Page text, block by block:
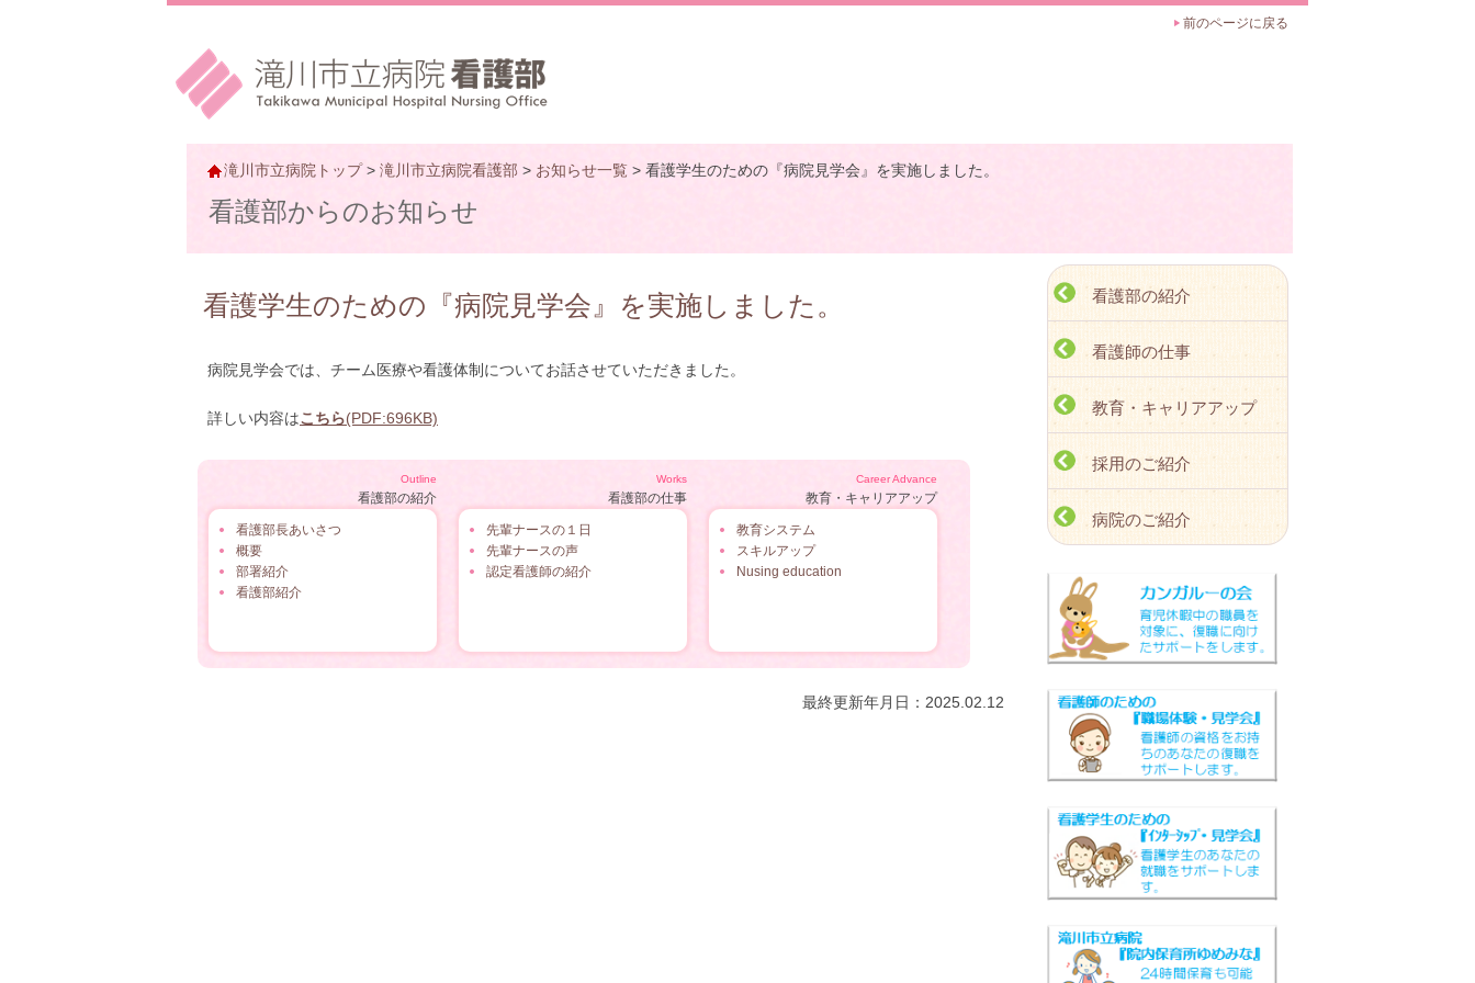
前のページに戻る
滝川市立病院トップ> 滝川市立病院看護部 > お知らせ一覧 > 看護学生のための『病院見学会』を実施しました。
看護部からのお知らせ
看護学生のための『病院見学会』を実施しました。
病院見学会では、チーム医療や看護体制についてお話させていただきました。
詳しい内容はこちら(PDF:696KB)
Outline
看護部の紹介
看護部長あいさつ
概要
部署紹介
看護部紹介
Works
看護部の仕事
先輩ナースの１日
先輩ナースの声
認定看護師の紹介
Career Advance
教育・キャリアアップ
教育システム
スキルアップ
Nusing education
最終更新年月日：2025.02.12
看護部の紹介
看護師の仕事
教育・キャリアアップ
採用のご紹介
病院のご紹介